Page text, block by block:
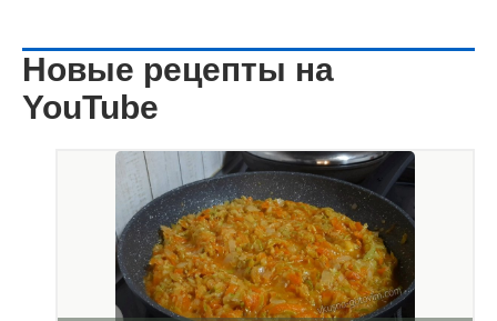
Новые рецепты на
YouTube